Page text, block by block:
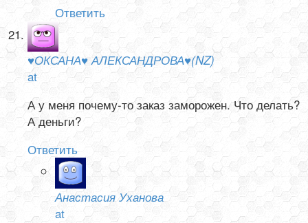
Ответить
♥ОКСАНА♥ АЛЕКСАНДРОВА♥(NZ)
at
А у меня почему-то заказ заморожен. Что делать?
А деньги?
Ответить
Анастасия Уханова
at